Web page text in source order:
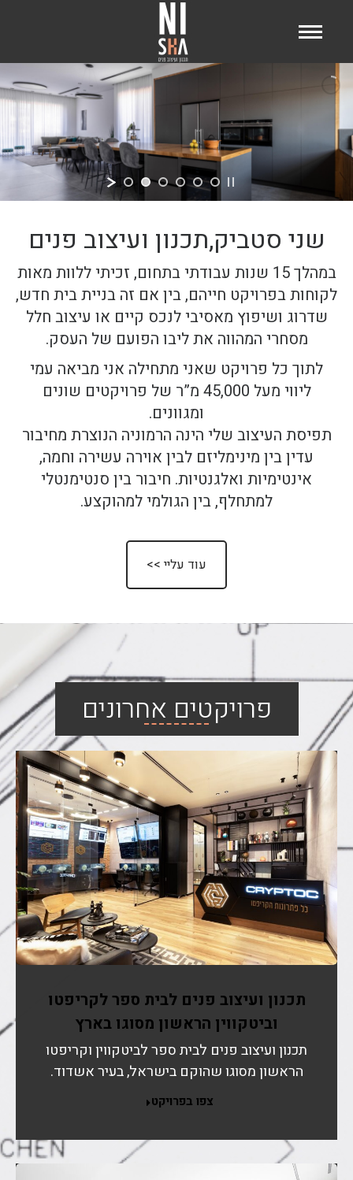
שני סטביק,תכנון ועיצוב פנים
במהלך 15 שנות עבודתי בתחום, זכיתי ללוות מאות
לקוחות בפרויקט חייהם, בין אם זה בניית בית חדש,
שדרוג ושיפוץ מאסיבי לנכס קיים או עיצוב חלל
מסחרי המהווה את ליבו הפועם של העסק.
לתוך כל פרויקט שאני מתחילה אני מביאה עמי
ליווי מעל 45,000 מ”ר של פרויקטים שונים
ומגוונים.
תפיסת העיצוב שלי הינה הרמוניה הנוצרת מחיבור
עדין בין מינימליזם לבין אוירה עשירה וחמה,
אינטימיות ואלגנטיות. חיבור בין סנטימנטלי
למתחלף, בין הגולמי למהוקצע.
עוד עליי >>
פרויקטים אחרונים
תכנון ועיצוב פנים לבית ספר לקריפטו
וביטקווין הראשון מסוגו בארץ
תכנון ועיצוב פנים לבית ספר לביטקווין וקריפטו
הראשון מסוגו שהוקם בישראל, בעיר אשדוד.
צפו בפרויקט